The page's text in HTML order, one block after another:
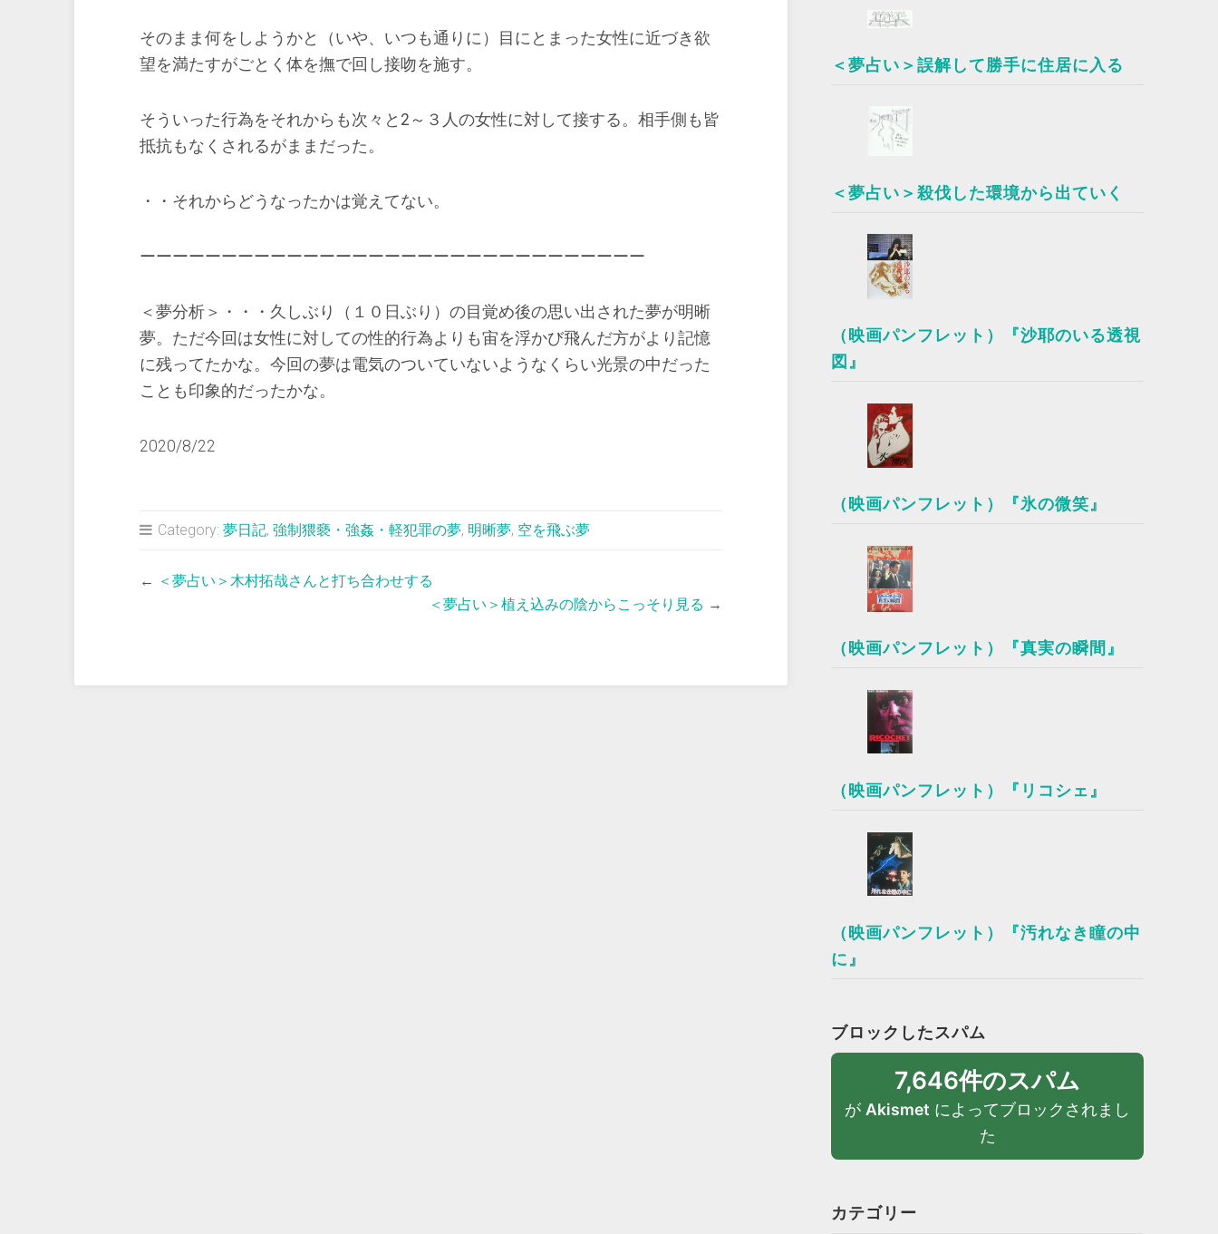
そのまま何をしようかと（いや、いつも通りに）目にとまった女性に近づき欲
望を満たすがごとく体を撫で回し接吻を施す。
そういった行為をそれからも次々と2～３人の女性に対して接する。相手側も皆
抵抗もなくされるがままだった。
・・それからどうなったかは覚えてない。
ーーーーーーーーーーーーーーーーーーーーーーーーーーーーーーー
＜夢分析＞・・・久しぶり（１０日ぶり）の目覚め後の思い出された夢が明晰
夢。ただ今回は女性に対しての性的行為よりも宙を浮かび飛んだ方がより記憶
に残ってたかな。今回の夢は電気のついていないようなくらい光景の中だった
ことも印象的だったかな。
2020/8/22
Category: 夢日記, 強制猥褻・強姦・軽犯罪の夢, 明晰夢, 空を飛ぶ夢
← ＜夢占い＞木村拓哉さんと打ち合わせする
＜夢占い＞植え込みの陰からこっそり見る →
＜夢占い＞誤解して勝手に住居に入る
＜夢占い＞殺伐した環境から出ていく
（映画パンフレット）『沙耶のいる透視
図』
（映画パンフレット）『氷の微笑』
（映画パンフレット）『真実の瞬間』
（映画パンフレット）『リコシェ』
（映画パンフレット）『汚れなき瞳の中
に』
ブロックしたスパム
7,646件のスパム
が Akismet によってブロックされまし
た
カテゴリー